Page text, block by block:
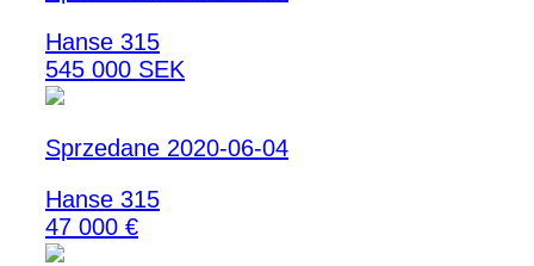
Hanse 315
545 000 SEK
Sprzedane 2020-06-04
Hanse 315
47 000 €